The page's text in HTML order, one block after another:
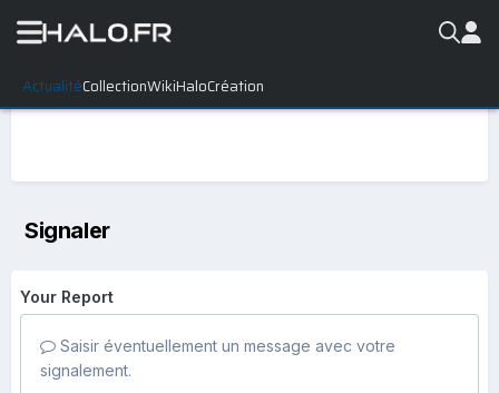
ActualitéCollectionWikiHaloCréation
Signaler
Your Report
Saisir éventuellement un message avec votre
signalement.